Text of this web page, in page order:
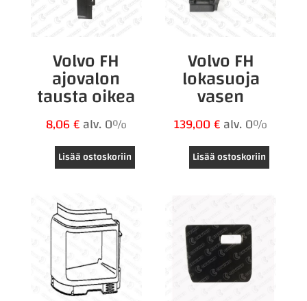
Volvo FH
ajovalon
tausta oikea
8,06€alv. 0%
Lisää ostoskoriin
Volvo FH
lokasuoja
vasen
139,00€alv. 0%
Lisää ostoskoriin